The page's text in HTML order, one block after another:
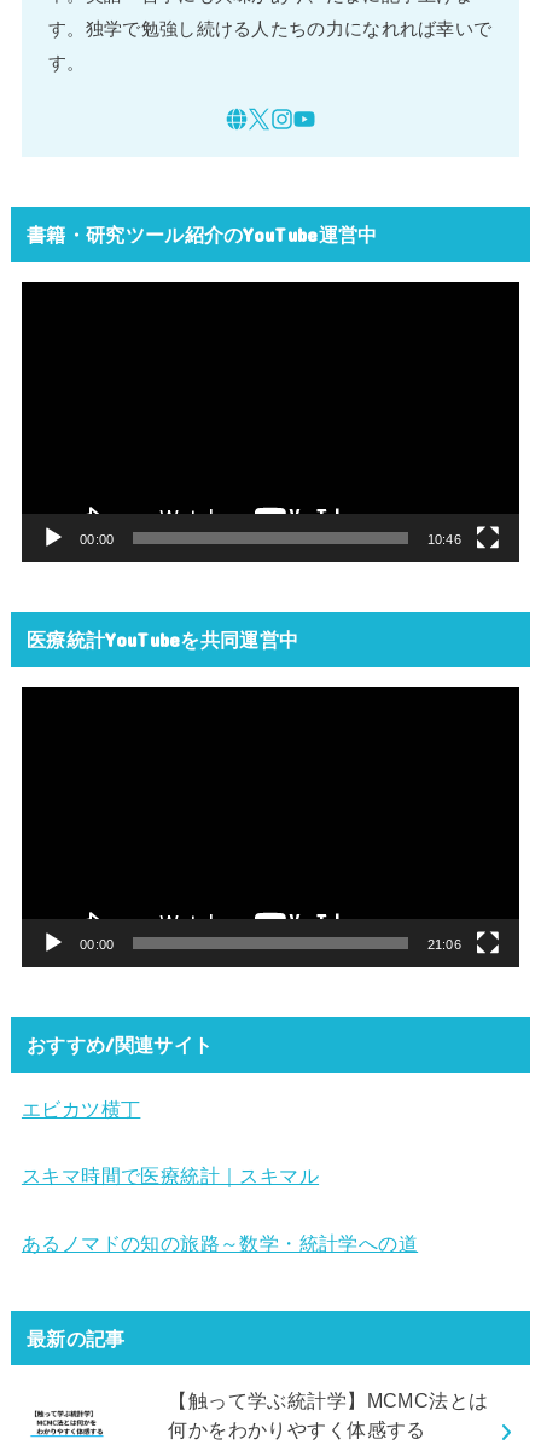
す。独学で勉強し続ける人たちの力になれれば幸いで
す。
書籍・研究ツール紹介のYouTube運営中
00:00 10:46
医療統計YouTubeを共同運営中
00:00 21:06
おすすめ/関連サイト
エビカツ横丁
スキマ時間で医療統計｜スキマル
あるノマドの知の旅路～数学・統計学への道
最新の記事
【触って学ぶ統計学】MCMC法とは
何かをわかりやすく体感する